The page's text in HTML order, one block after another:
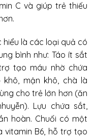
C và giúp trẻ thiếu
là các loại quả có
bình như: Táo ít sắt
tạo máu nhờ chứa
mận khô, chà là
cho trẻ lớn hơn (ăn
Lựu chứa sắt,
hoàn. Chuối có một
vitamin B6, hỗ trợ tạo